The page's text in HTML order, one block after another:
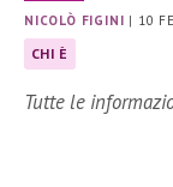
NICOLÒ FIGINI | 10
CHI È
Tutte le